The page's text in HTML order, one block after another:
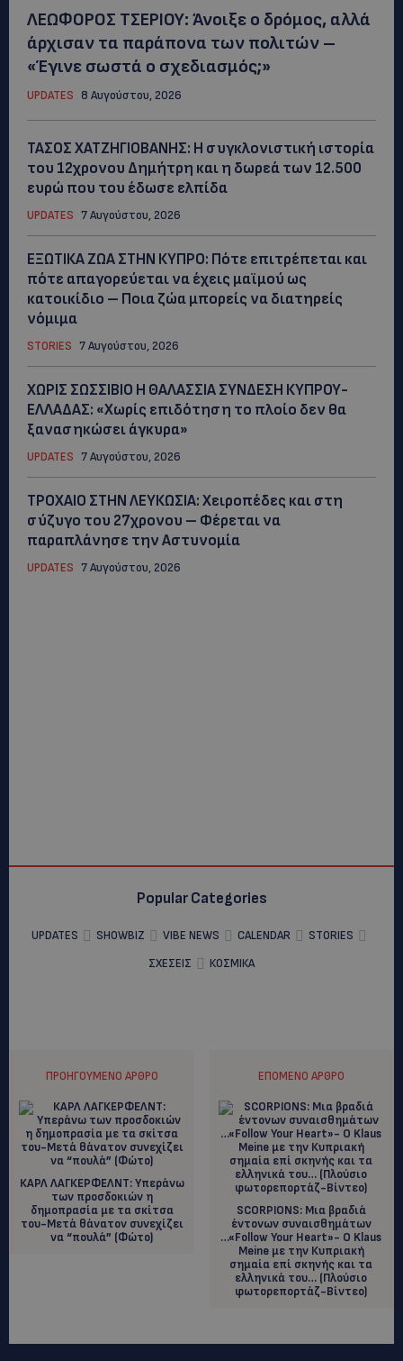
ΛΕΩΦΟΡΟΣ ΤΣΕΡΙΟΥ: Άνοιξε ο δρόμος, αλλά
άρχισαν τα παράπονα των πολιτών –
«Έγινε σωστά ο σχεδιασμός;»
UPDATES 8 Αυγούστου, 2026
ΤΑΣΟΣ ΧΑΤΖΗΓΙΟΒΑΝΗΣ: Η συγκλονιστική ιστορία
του 12χρονου Δημήτρη και η δωρεά των 12.500
ευρώ που του έδωσε ελπίδα
UPDATES 7 Αυγούστου, 2026
ΕΞΩΤΙΚΑ ΖΩΑ ΣΤΗΝ ΚΥΠΡΟ: Πότε επιτρέπεται και
πότε απαγορεύεται να έχεις μαϊμού ως
κατοικίδιο – Ποια ζώα μπορείς να διατηρείς
νόμιμα
STORIES 7 Αυγούστου, 2026
ΧΩΡΙΣ ΣΩΣΣΙΒΙΟ Η ΘΑΛΑΣΣΙΑ ΣΥΝΔΕΣΗ ΚΥΠΡΟΥ-
ΕΛΛΑΔΑΣ: «Χωρίς επιδότηση το πλοίο δεν θα
ξανασηκώσει άγκυρα»
UPDATES 7 Αυγούστου, 2026
ΤΡΟΧΑΙΟ ΣΤΗΝ ΛΕΥΚΩΣΙΑ: Χειροπέδες και στη
σύζυγο του 27χρονου – Φέρεται να
παραπλάνησε την Αστυνομία
UPDATES 7 Αυγούστου, 2026
Popular Categories
UPDATES SHOWBIZ VIBE NEWS CALENDAR
STORIES
ΣΧΕΣΕΙΣ
ΚΟΣΜΙΚΑ
ΠΡΟΗΓΟΎΜΕΝΟ ΆΡΘΡΟ
ΚAΡΛ ΛΑΓΚΕΡΦΕΛΝΤ: Υπεράνω
των προσδοκιών η
δημοπρασία με τα σκίτσα
του-Μετά θάνατον συνεχίζει
να “πουλά” (Φώτο)
ΕΠΌΜΕΝΟ ΆΡΘΡΟ
SCORPIONS: Μια βραδιά
έντονων συναισθημάτων
…«Follow Your Heart»- O Klaus
Meine με την Κυπριακή
σημαία επί σκηνής και τα
ελληνικά του… (Πλούσιο
φωτορεπορτάζ-Βίντεο)